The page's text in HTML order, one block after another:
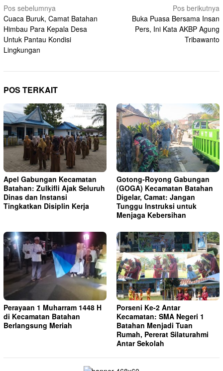
Navigasi
pos
Pos sebelumnya
Cuaca Buruk, Camat Batahan
Himbau Para Kepala Desa
Untuk Pantau Kondisi
Lingkungan
Pos berikutnya
Buka Puasa Bersama Insan
Pers, Ini Kata AKBP Agung
Tribawanto
POS TERKAIT
Apel Gabungan Kecamatan
Batahan: Zulkifli Ajak Seluruh
Dinas dan Instansi
Tingkatkan Disiplin Kerja
Gotong-Royong Gabungan
(GOGA) Kecamatan Batahan
Digelar, Camat: Jangan
Tunggu Instruksi untuk
Menjaga Kebersihan
Perayaan 1 Muharram 1448 H
di Kecamatan Batahan
Berlangsung Meriah
Porseni Ke-2 Antar
Kecamatan: SMA Negeri 1
Batahan Menjadi Tuan
Rumah, Pererat Silaturahmi
Antar Sekolah